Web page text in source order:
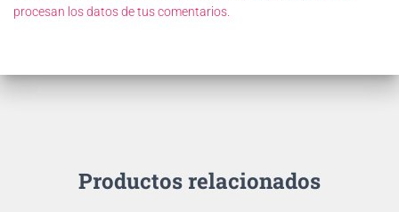
procesan los datos de tus comentarios.
Productos relacionados